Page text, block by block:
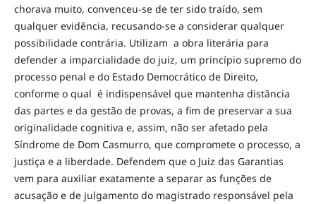
chorava muito, convenceu-se de ter sido traído, sem
qualquer evidência, recusando-se a considerar qualquer
possibilidade contrária. Utilizam a obra literária para
defender a imparcialidade do juiz, um princípio supremo do
processo penal e do Estado Democrático de Direito,
conforme o qual é indispensável que mantenha distância
das partes e da gestão de provas, a fim de preservar a sua
originalidade cognitiva e, assim, não ser afetado pela
Síndrome de Dom Casmurro, que compromete o processo, a
justiça e a liberdade. Defendem que o Juiz das Garantias
vem para auxiliar exatamente a separar as funções de
acusação e de julgamento do magistrado responsável pela